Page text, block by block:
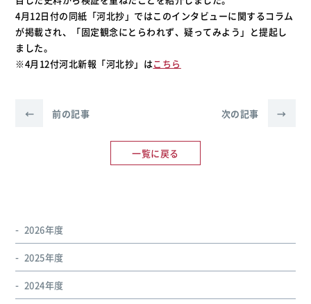
4月12日付の同紙「河北抄」ではこのインタビューに関するコラム
が掲載され、「固定観念にとらわれず、疑ってみよう」と提起し
ました。
※4月12付河北新報「河北抄」はこちら
← 前の記事
一覧に戻る
次の記事 →
2026年度
2025年度
2024年度